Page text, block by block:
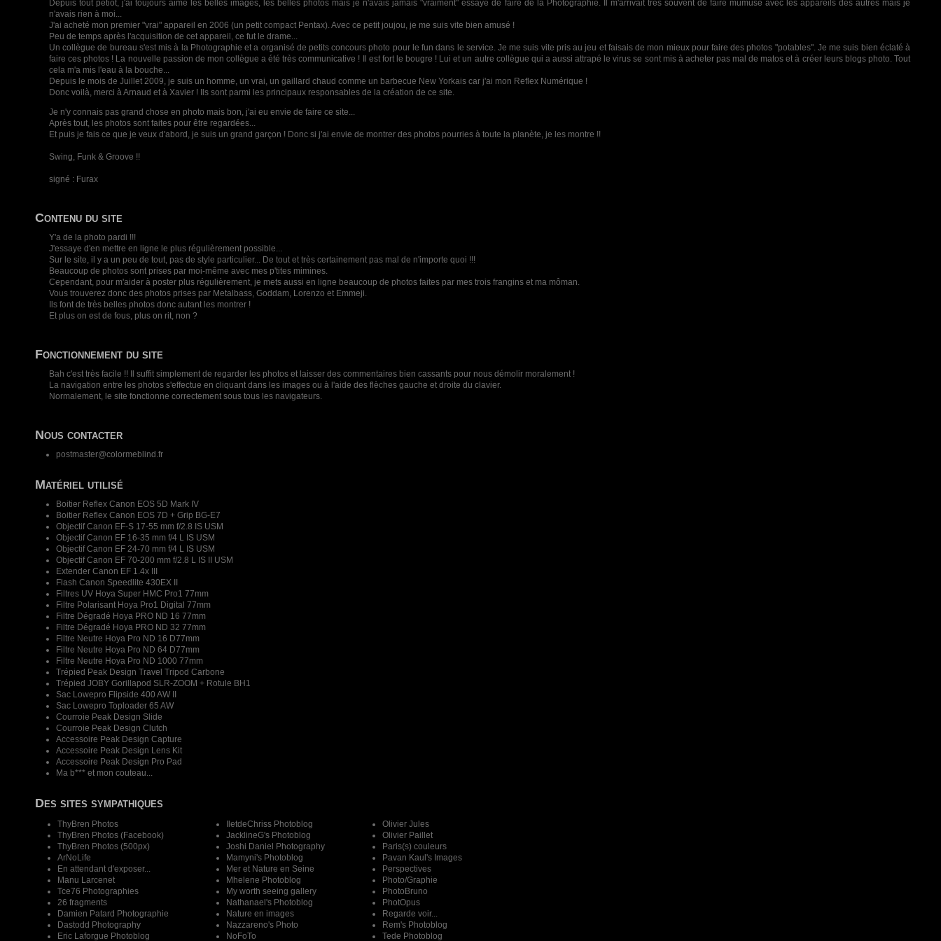
Depuis tout petiot, j'ai toujours aimé les belles images, les belles photos mais je n'avais jamais "vraiment" essayé de faire de la Photographie. Il m'arrivait très souvent de faire mumuse avec les appareils des autres mais je
n'avais rien à moi...
J'ai acheté mon premier "vrai" appareil en 2006 (un petit compact Pentax). Avec ce petit joujou, je me suis vite bien amusé !
Peu de temps après l'acquisition de cet appareil, ce fut le drame...
Un collègue de bureau s'est mis à la Photographie et a organisé de petits concours photo pour le fun dans le service. Je me suis vite pris au jeu et faisais de mon mieux pour faire des photos "potables". Je me suis bien éclaté à
faire ces photos ! La nouvelle passion de mon collègue a été très communicative ! Il est fort le bougre ! Lui et un autre collègue qui a aussi attrapé le virus se sont mis à acheter pas mal de matos et à créer leurs blogs photo. Tout
cela m'a mis l'eau à la bouche...
Depuis le mois de Juillet 2009, je suis un homme, un vrai, un gaillard chaud comme un barbecue New Yorkais car j'ai mon Reflex Numérique !
Donc voilà, merci à Arnaud et à Xavier ! Ils sont parmi les principaux responsables de la création de ce site.
Je n'y connais pas grand chose en photo mais bon, j'ai eu envie de faire ce site...
Après tout, les photos sont faites pour être regardées...
Et puis je fais ce que je veux d'abord, je suis un grand garçon ! Donc si j'ai envie de montrer des photos pourries à toute la planète, je les montre !!
Swing, Funk & Groove !!
signé : Furax
Contenu du site
Y'a de la photo pardi !!!
J'essaye d'en mettre en ligne le plus régulièrement possible...
Sur le site, il y a un peu de tout, pas de style particulier... De tout et très certainement pas mal de n'importe quoi !!!
Beaucoup de photos sont prises par moi-même avec mes p'tites mimines.
Cependant, pour m'aider à poster plus régulièrement, je mets aussi en ligne beaucoup de photos faites par mes trois frangins et ma môman.
Vous trouverez donc des photos prises par Metalbass, Goddam, Lorenzo et Emmeji.
Ils font de très belles photos donc autant les montrer !
Et plus on est de fous, plus on rit, non ?
Fonctionnement du site
Bah c'est très facile !! Il suffit simplement de regarder les photos et laisser des commentaires bien cassants pour nous démolir moralement !
La navigation entre les photos s'effectue en cliquant dans les images ou à l'aide des flèches gauche et droite du clavier.
Normalement, le site fonctionne correctement sous tous les navigateurs.
Nous contacter
postmaster@colormeblind.fr
Matériel utilisé
Boitier Reflex Canon EOS 5D Mark IV
Boitier Reflex Canon EOS 7D + Grip BG-E7
Objectif Canon EF-S 17-55 mm f/2.8 IS USM
Objectif Canon EF 16-35 mm f/4 L IS USM
Objectif Canon EF 24-70 mm f/4 L IS USM
Objectif Canon EF 70-200 mm f/2.8 L IS II USM
Extender Canon EF 1.4x III
Flash Canon Speedlite 430EX II
Filtres UV Hoya Super HMC Pro1 77mm
Filtre Polarisant Hoya Pro1 Digital 77mm
Filtre Dégradé Hoya PRO ND 16 77mm
Filtre Dégradé Hoya PRO ND 32 77mm
Filtre Neutre Hoya Pro ND 16 D77mm
Filtre Neutre Hoya Pro ND 64 D77mm
Filtre Neutre Hoya Pro ND 1000 77mm
Trépied Peak Design Travel Tripod Carbone
Trépied JOBY Gorillapod SLR-ZOOM + Rotule BH1
Sac Lowepro Flipside 400 AW II
Sac Lowepro Toploader 65 AW
Courroie Peak Design Slide
Courroie Peak Design Clutch
Accessoire Peak Design Capture
Accessoire Peak Design Lens Kit
Accessoire Peak Design Pro Pad
Ma b*** et mon couteau...
Des sites sympathiques
ThyBren Photos
ThyBren Photos (Facebook)
ThyBren Photos (500px)
ArNoLife
En attendant d'exposer...
Manu Larcenet
Tce76 Photographies
26 fragments
Damien Patard Photographie
Dastodd Photography
Eric Laforgue Photoblog
IletdeChriss Photoblog
JacklineG's Photoblog
Joshi Daniel Photography
Mamyni's Photoblog
Mer et Nature en Seine
Mhelene Photoblog
My worth seeing gallery
Nathanael's Photoblog
Nature en images
Nazzareno's Photo
NoFoTo
Olivier Jules
Olivier Paillet
Paris(s) couleurs
Pavan Kaul's Images
Perspectives
Photo/Graphie
PhotoBruno
PhotOpus
Regarde voir...
Rem's Photoblog
Tede Photoblog